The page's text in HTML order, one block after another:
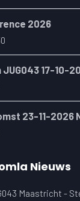
2026
JUG043 17-10-
23-11-2026
Nieuws
Maastricht -